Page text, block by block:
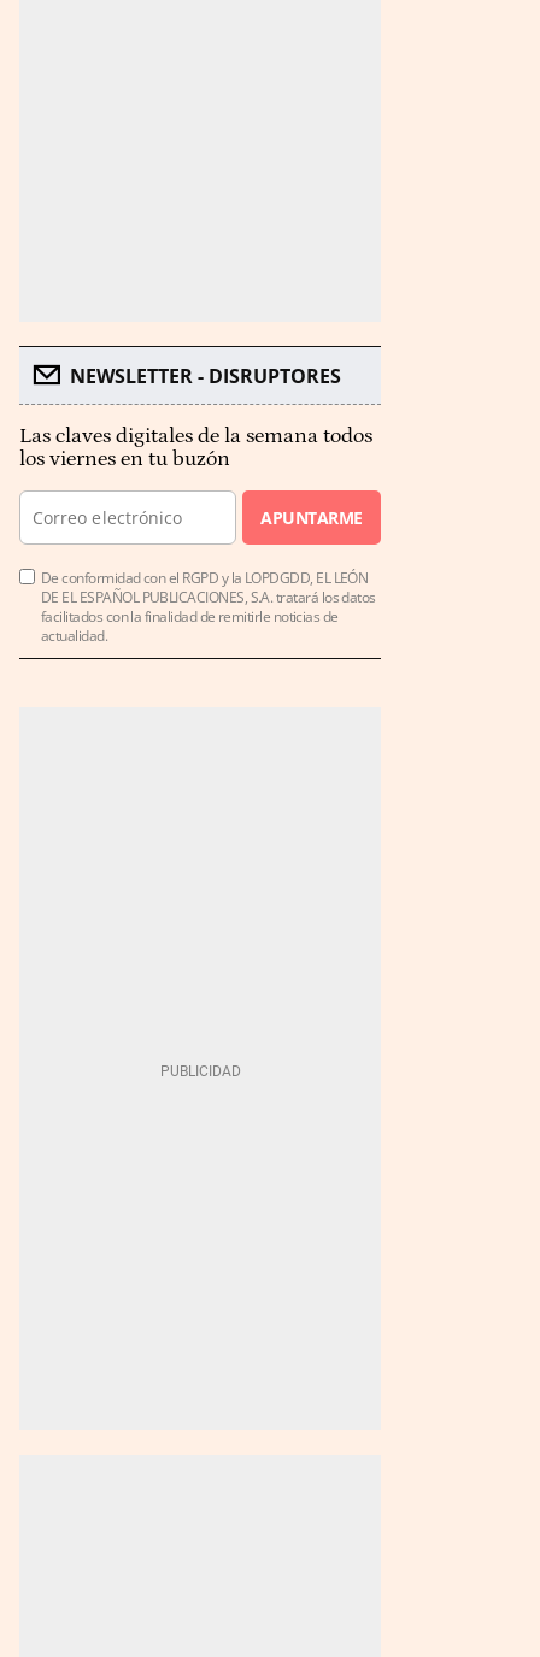
NEWSLETTER - DISRUPTORES
Las claves digitales de la semana todos
los viernes en tu buzón
APUNTARME
De conformidad con el RGPD y la LOPDGDD, EL LEÓN
DE EL ESPAÑOL PUBLICACIONES, S.A. tratará los datos
facilitados con la finalidad de remitirle noticias de
actualidad.